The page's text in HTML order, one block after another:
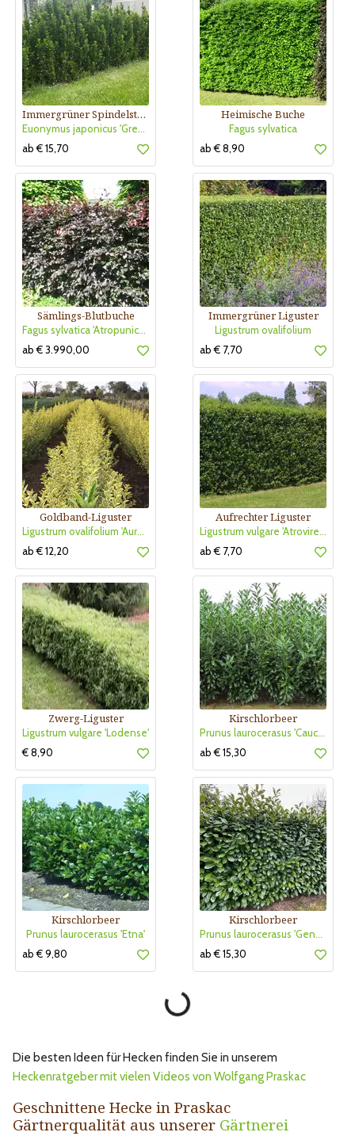
Immergrüner Spindelstrauch
Euonymus japonicus 'Green Rocket'
ab € 15,70
Heimische Buche
Fagus sylvatica
ab € 8,90
Sämlings-Blutbuche
Fagus sylvatica 'Atropunicea' (Säm)
ab € 3.990,00
Immergrüner Liguster
Ligustrum ovalifolium
ab € 7,70
Goldband-Liguster
Ligustrum ovalifolium 'Aureum'
ab € 12,20
Aufrechter Liguster
Ligustrum vulgare 'Atrovirens'
ab € 7,70
Zwerg-Liguster
Ligustrum vulgare 'Lodense'
€ 8,90
Kirschlorbeer
Prunus laurocerasus 'Caucasica'
ab € 15,30
Kirschlorbeer
Prunus laurocerasus 'Etna'
ab € 9,80
Kirschlorbeer
Prunus laurocerasus 'Genolier'
ab € 15,30
Die besten Ideen für Hecken finden Sie in unserem
Heckenratgeber mit vielen Videos von Wolfgang Praskac
Geschnittene Hecke in Praskac
Gärtnerqualität aus unserer Gärtnerei